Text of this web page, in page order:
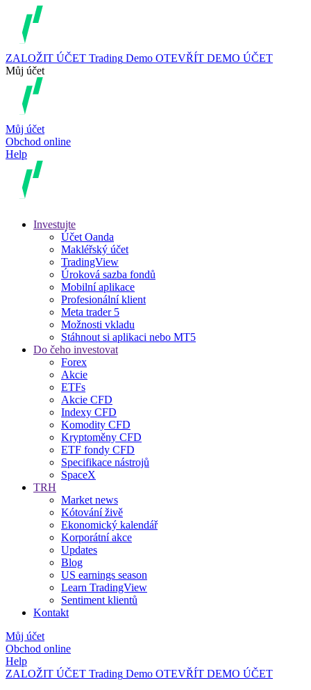
ZALOŽIT ÚČET Trading Demo OTEVŘÍT DEMO ÚČET
Můj účet
Můj účet
Obchod online
Help
Investujte
Účet Oanda
Makléřský účet
TradingView
Úroková sazba fondů
Mobilní aplikace
Profesionální klient
Meta trader 5
Možnosti vkladu
Stáhnout si aplikaci nebo MT5
Do čeho investovat
Forex
Akcie
ETFs
Akcie CFD
Indexy CFD
Komodity CFD
Kryptoměny CFD
ETF fondy CFD
Specifikace nástrojů
SpaceX
TRH
Market news
Kótování živě
Ekonomický kalendář
Korporátní akce
Updates
Blog
US earnings season
Learn TradingView
Sentiment klientů
Kontakt
Můj účet
Obchod online
Help
ZALOŽIT ÚČET Trading Demo OTEVŘÍT DEMO ÚČET